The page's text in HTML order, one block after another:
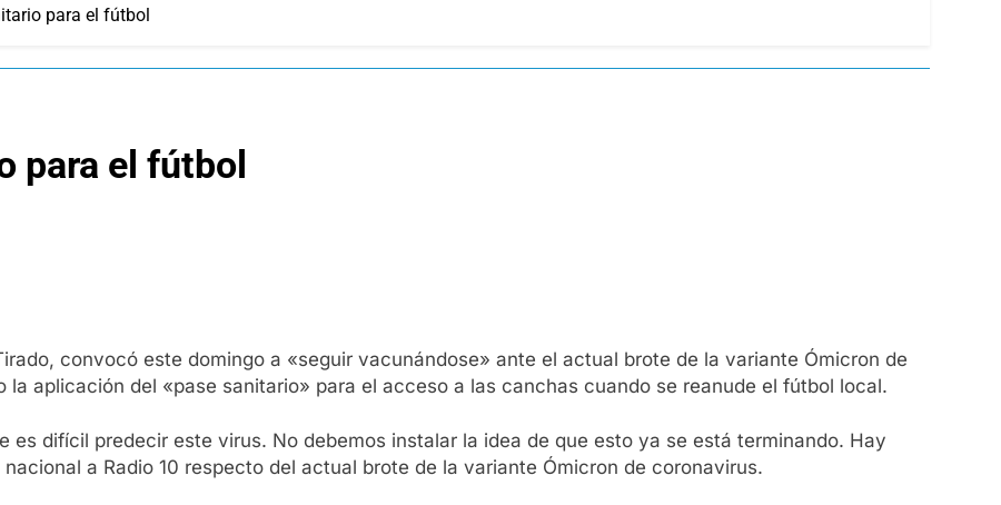
para el fútbol
para el fútbol
convocó este domingo a «seguir vacunándose» ante el actual brote de la variante Ómicron de
aplicación del «pase sanitario» para el acceso a las canchas cuando se reanude el fútbol local.
es difícil predecir este virus. No debemos instalar la idea de que esto ya se está terminando. Hay
a Radio 10 respecto del actual brote de la variante Ómicron de coronavirus.